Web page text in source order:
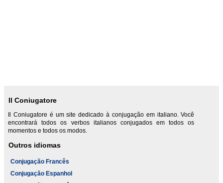
Il Coniugatore
Il Coniugatore é um site dedicado à conjugação em italiano. Você
encontrará todos os verbos italianos conjugados em todos os
momentos e todos os modos.
Outros idiomas
Conjugação Francês
Conjugação Espanhol